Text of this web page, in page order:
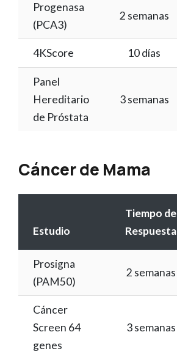
Progenasa
(PCA3)
2 semanas
4KScore 10 días
Panel
Hereditario
de Próstata
3 semanas
Cáncer de Mama
Estudio
Tiempo de
Respuesta
Prosigna
(PAM50)
2 semanas
Cáncer
Screen 64
genes
3 semanas